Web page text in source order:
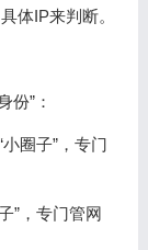
体IP来判断。
份”：
圈子”，专门
”，专门管网